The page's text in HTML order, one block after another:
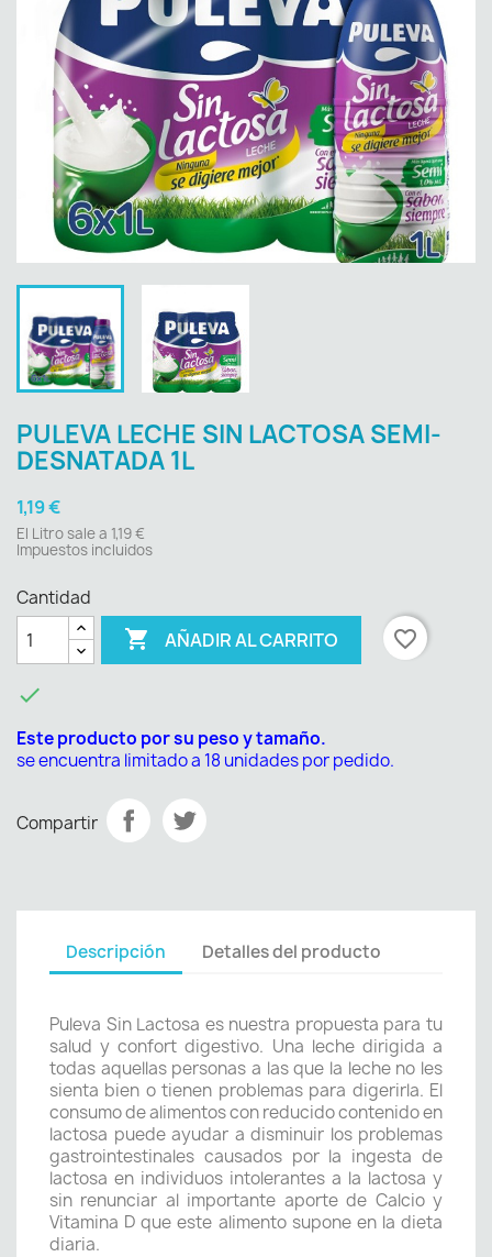
PULEVA LECHE SIN LACTOSA SEMI-
DESNATADA 1L
1,19 €
El Litro sale a 1,19 €
Impuestos incluidos
Cantidad
 AÑADIR AL CARRITO favorite_border

Este producto por su peso y tamaño.
se encuentra limitado a 18 unidades por pedido.
Compartir
Descripción Detalles del producto
Puleva Sin Lactosa es nuestra propuesta para tu
salud y confort digestivo. Una leche dirigida a
todas aquellas personas a las que la leche no les
sienta bien o tienen problemas para digerirla. El
consumo de alimentos con reducido contenido en
lactosa puede ayudar a disminuir los problemas
gastrointestinales causados por la ingesta de
lactosa en individuos intolerantes a la lactosa y
sin renunciar al importante aporte de Calcio y
Vitamina D que este alimento supone en la dieta
diaria.